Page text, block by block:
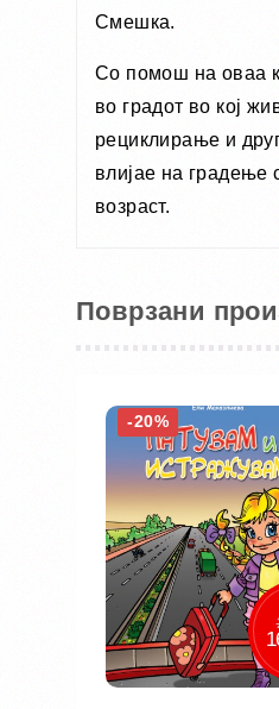
Смешка.
Сo пoмoш на oваа
во градот во кој
рециклирање и
влијае на градење
возраст.
Поврзани
-20%